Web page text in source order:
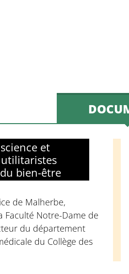
et
bien-être
de Malherbe,
Faculté Notre-Dame de
du département
du Collège des